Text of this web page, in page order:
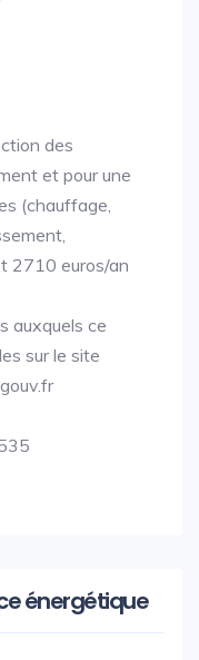
des
et pour une
(chauffage,
2710 euros/an
auxquels ce
sur le site
énergétique